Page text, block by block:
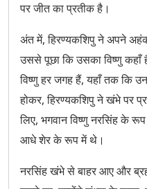
पर जीत का प्रतीक है।
अंत में, हिरण्यकशिपु ने अपने
उससे पूछा कि उसका विष्णु कहाँ
विष्णु हर जगह हैं, यहाँ तक कि
होकर, हिरण्यकशिपु ने खंभे पर
लिए, भगवान विष्णु नरसिंह के
आधे शेर के रूप में थे।
नरसिंह खंभे से बाहर आए और